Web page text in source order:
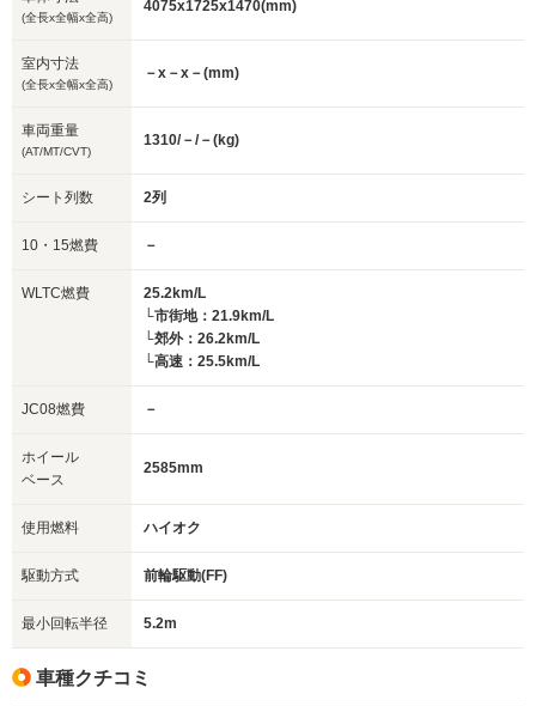
(全長x全幅x全高)
4075x1725x1470(mm)
室内寸法
(全長x全幅x全高)
－x－x－(mm)
車両重量
(AT/MT/CVT)
1310/－/－(kg)
シート列数 2列
10・15燃費 －
WLTC燃費
25.2km/L
└市街地：21.9km/L
└郊外：26.2km/L
└高速：25.5km/L
JC08燃費 －
ホイール
ベース
2585mm
使用燃料 ハイオク
駆動方式 前輪駆動(FF)
最小回転半径 5.2m
車種クチコミ